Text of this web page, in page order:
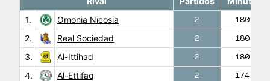
1.
Omonia Nicosia 2
180′
2.
Real Sociedad 2
180′
3.
Al-Ittihad 2
180′
4.
Al-Ettifaq 2
174′